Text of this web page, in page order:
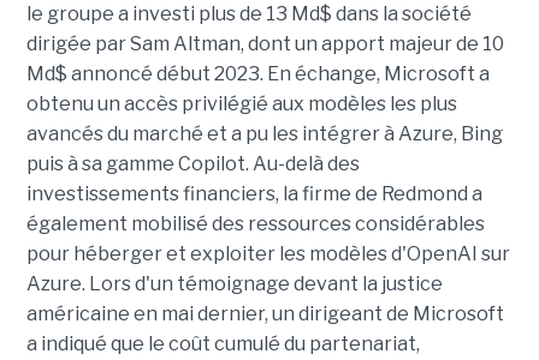
le groupe a investi plus de 13 Md$ dans la société
dirigée par Sam Altman, dont un apport majeur de 10
Md$ annoncé début 2023. En échange, Microsoft a
obtenu un accès privilégié aux modèles les plus
avancés du marché et a pu les intégrer à Azure, Bing
puis à sa gamme Copilot. Au-delà des
investissements financiers, la firme de Redmond a
également mobilisé des ressources considérables
pour héberger et exploiter les modèles d'OpenAI sur
Azure. Lors d'un témoignage devant la justice
américaine en mai dernier, un dirigeant de Microsoft
a indiqué que le coût cumulé du partenariat,